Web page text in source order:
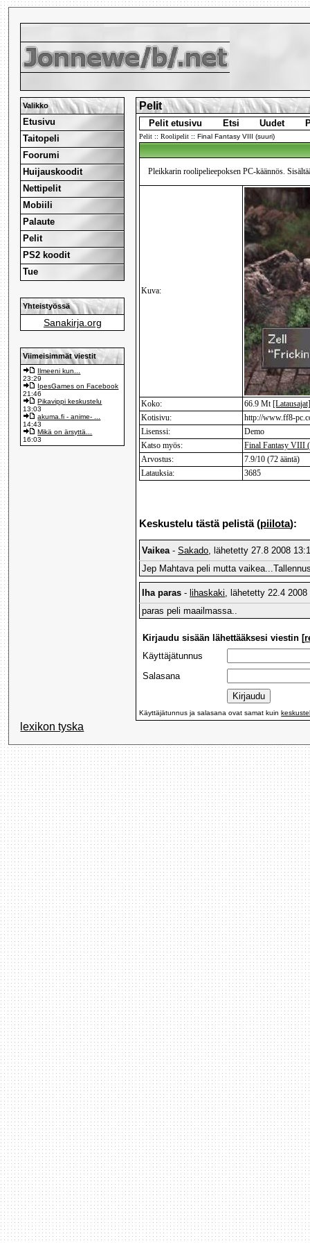
Valikko
Etusivu
Taitopeli
Foorumi
Huijauskoodit
Nettipelit
Mobiili
Palaute
Pelit
PS2 koodit
Tue
Yhteistyössä
Sanakirja.org
Viimeisimmät viestit
Ilmeeni kun...
23:29
IpesGames on Facebook
21:46
Pikavippi keskustelu
13:03
akuma.fi - anime- ...
14:43
Mikä on ärsyttä...
16:03
Pelit
Pelit etusivu Etsi Uudet
Pelit ::Roolipelit ::Final Fantasy VIII (suuri)
Pleikkarin roolipelieepoksen PC-käännös.
Kuva:
Koko: 66.9 Mt
Kotisivu:
http://www.ff8-
Lisenssi:
Demo
Katso myös:
Final Fantasy VIII
Arvostus:
7.9/10 (72 ääntä)
Latauksia:
3685
Keskustelu tästä pelistä (piilota):
Vaikea-Sakado, lähetetty 27.8 2008
Jep Mahtava peli mutta
Iha paras - lihaskaki, lähetetty 22.4
paras peli maailmassa..
Kirjaudu sisään lähettääksesi viestin [
Käyttäjätunnus
Salasana
Käyttäjätunnus ja salasana ovat samat kuin
lexikon tyska